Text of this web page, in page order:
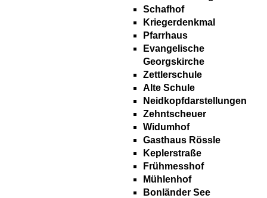
Schafhof
Kriegerdenkmal
Pfarrhaus
Evangelische
Georgskirche
Zettlerschule
Alte Schule
Neidkopfdarstellungen
Zehntscheuer
Widumhof
Gasthaus Rössle
Keplerstraße
Frühmesshof
Mühlenhof
Bonländer See